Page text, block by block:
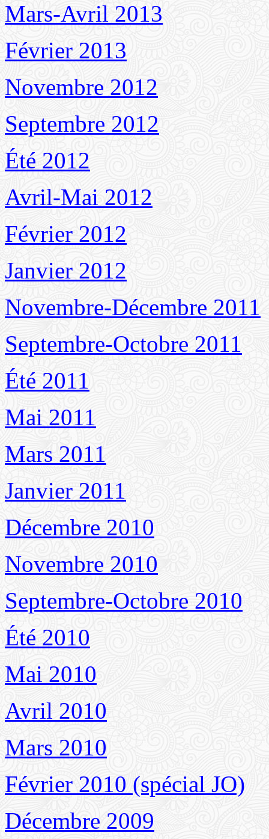
Mars-Avril 2013
Février 2013
Novembre 2012
Septembre 2012
Été 2012
Avril-Mai 2012
Février 2012
Janvier 2012
Novembre-Décembre 2011
Septembre-Octobre 2011
Été 2011
Mai 2011
Mars 2011
Janvier 2011
Décembre 2010
Novembre 2010
Septembre-Octobre 2010
Été 2010
Mai 2010
Avril 2010
Mars 2010
Février 2010 (spécial JO)
Décembre 2009